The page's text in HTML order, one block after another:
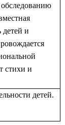
детей и
стихи и
детей.